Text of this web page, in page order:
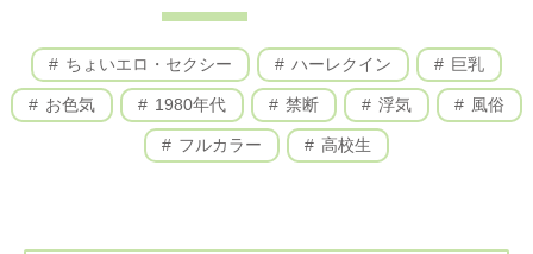
ちょいエロ・セクシー ハーレクイン 巨乳
お色気 1980年代 禁断 浮気 風俗
フルカラー 高校生